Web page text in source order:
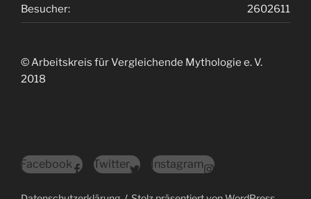
2602611
Besucher:
© Arbeitskreis für Vergleichende Mythologie e. V.
2018
Facebook Twitter Instagram